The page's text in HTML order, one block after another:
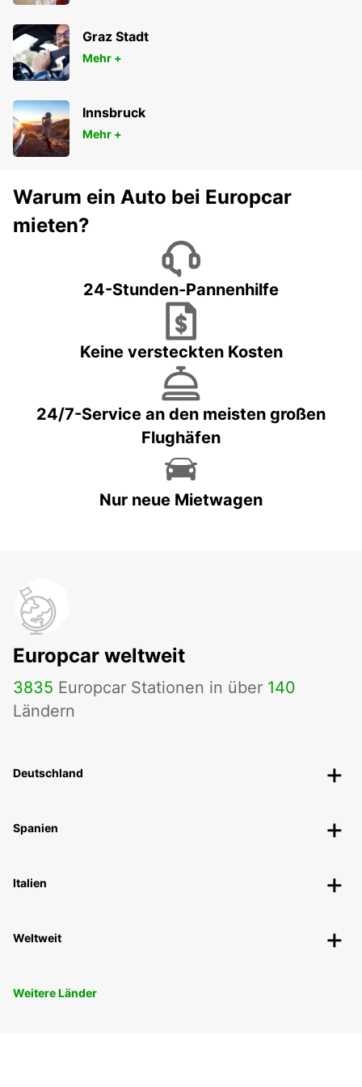
Graz Stadt
Mehr +
Innsbruck
Mehr +
Warum ein Auto bei Europcar
mieten?
24-Stunden-Pannenhilfe
Keine versteckten Kosten
24/7-Service an den meisten großen
Flughäfen
Nur neue Mietwagen
Europcar weltweit
3835 Europcar Stationen in über 140
Ländern
Deutschland
Spanien
Italien
Weltweit
Weitere Länder